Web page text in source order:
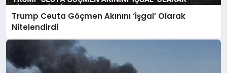
Trump Ceuta Göçmen Akınını ‘İşgal’ Olarak
Nitelendirdi